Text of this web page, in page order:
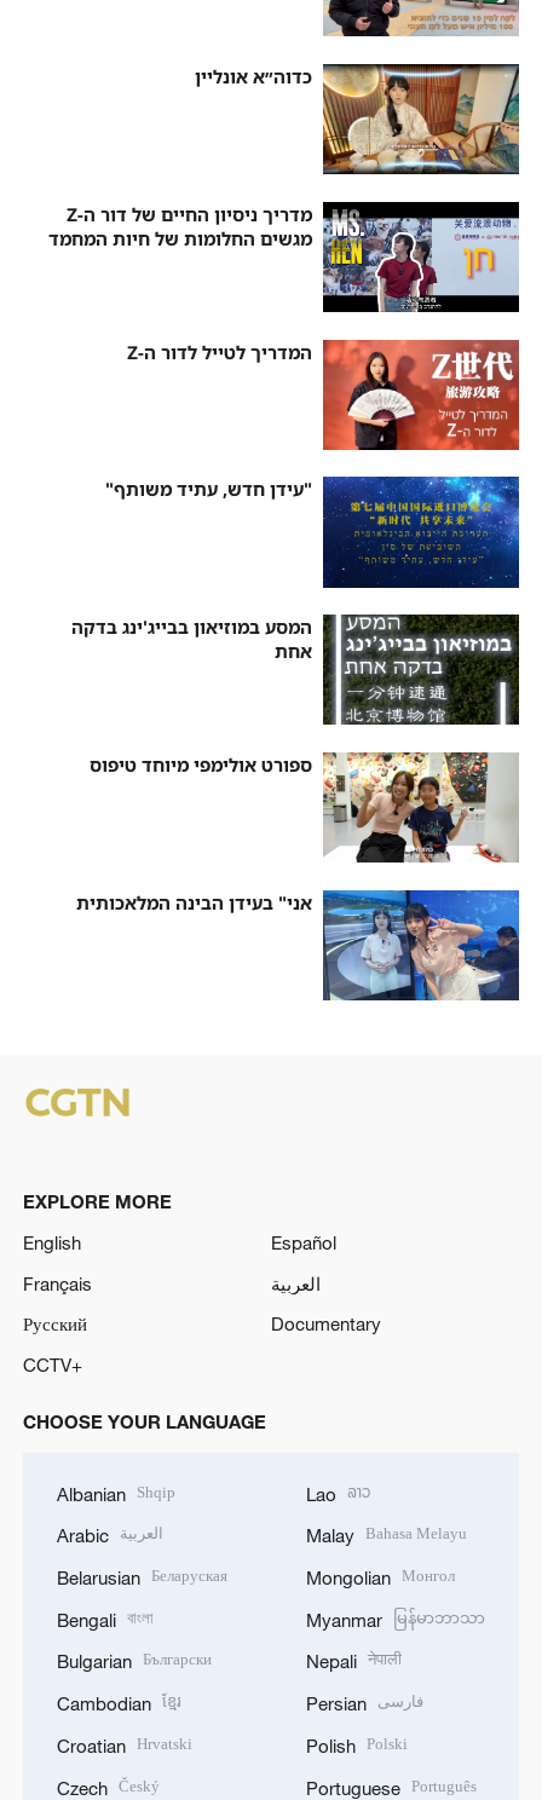
כדוה״א אונליין
מדריך ניסיון החיים של דור ה-Z
מגשים החלומות של חיות המחמד
המדריך לטייל לדור ה-Z
"עידן חדש, עתיד משותף"
המסע במוזיאון בבייג'ינג בדקה
אחת
ספורט אולימפי מיוחד טיפוס
אני" בעידן הבינה המלאכותית
EXPLORE MORE
English
Español
Français
العربية
Русский
Documentary
CCTV+
CHOOSE YOUR LANGUAGE
Albanian Shqip
Arabic العربية
Belarusian Беларуская
Bengali বাংলা
Bulgarian Български
Cambodian ខ្មែរ
Croatian Hrvatski
Czech Český
Lao ລາວ
Malay Bahasa Melayu
Mongolian Монгол
Myanmar မြန်မာဘာသာ
Nepali नेपाली
Persian فارسی
Polish Polski
Portuguese Português